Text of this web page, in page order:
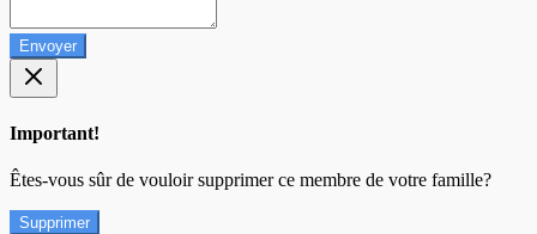
Envoyer
Important!
Êtes-vous sûr de vouloir supprimer ce membre de votre famille?
Supprimer